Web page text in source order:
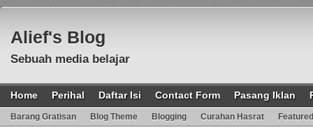
Alief's Blog
Sebuah media belajar
Home Perihal Daftar Isi Contact Form Pasang Iklan
Barang Gratisan Blog Theme Blogging Curahan Hasrat Featured